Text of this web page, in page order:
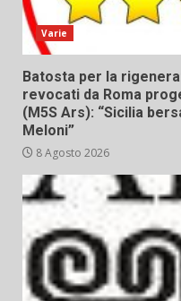
Varie
Batosta per la
revocati da Roma
(M5S Ars): “Sicilia
Meloni”
8 Agosto 2026